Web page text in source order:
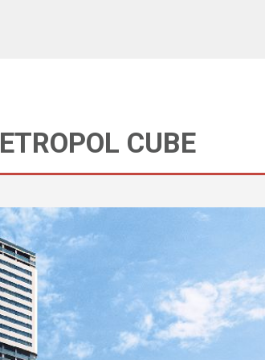
METROPOL CUBE